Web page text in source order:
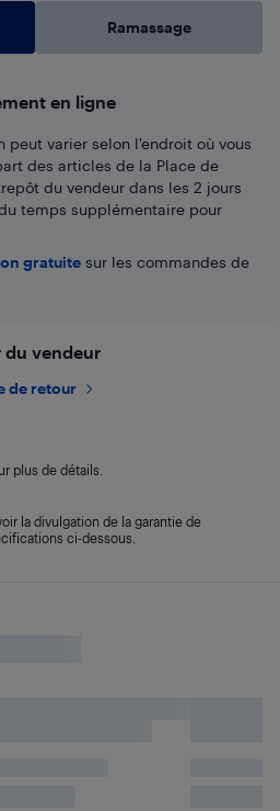
Ramassage
en ligne
peut varier selon l'endroit où vous
des articles de la Place de
du vendeur dans les 2 jours
temps supplémentaire pour
gratuite sur les commandes de
du vendeur
de retour
plus de détails.
la divulgation de la garantie de
ci-dessous.